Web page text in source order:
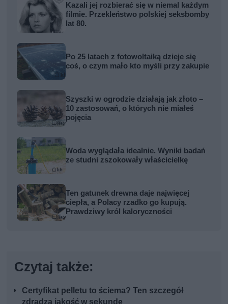
Kazali jej rozbierać się w niemal każdym
filmie. Przekleństwo polskiej seksbomby
lat 80.
Po 25 latach z fotowoltaiką dzieje się
coś, o czym mało kto myśli przy zakupie
Szyszki w ogrodzie działają jak złoto –
10 zastosowań, o których nie miałeś
pojęcia
Woda wyglądała idealnie. Wyniki badań
ze studni zszokowały właścicielkę
Ten gatunek drewna daje najwięcej
ciepła, a Polacy rzadko go kupują.
Prawdziwy król kaloryczności
Czytaj także:
Certyfikat pelletu to ściema? Ten szczegół
zdradza jakość w sekundę